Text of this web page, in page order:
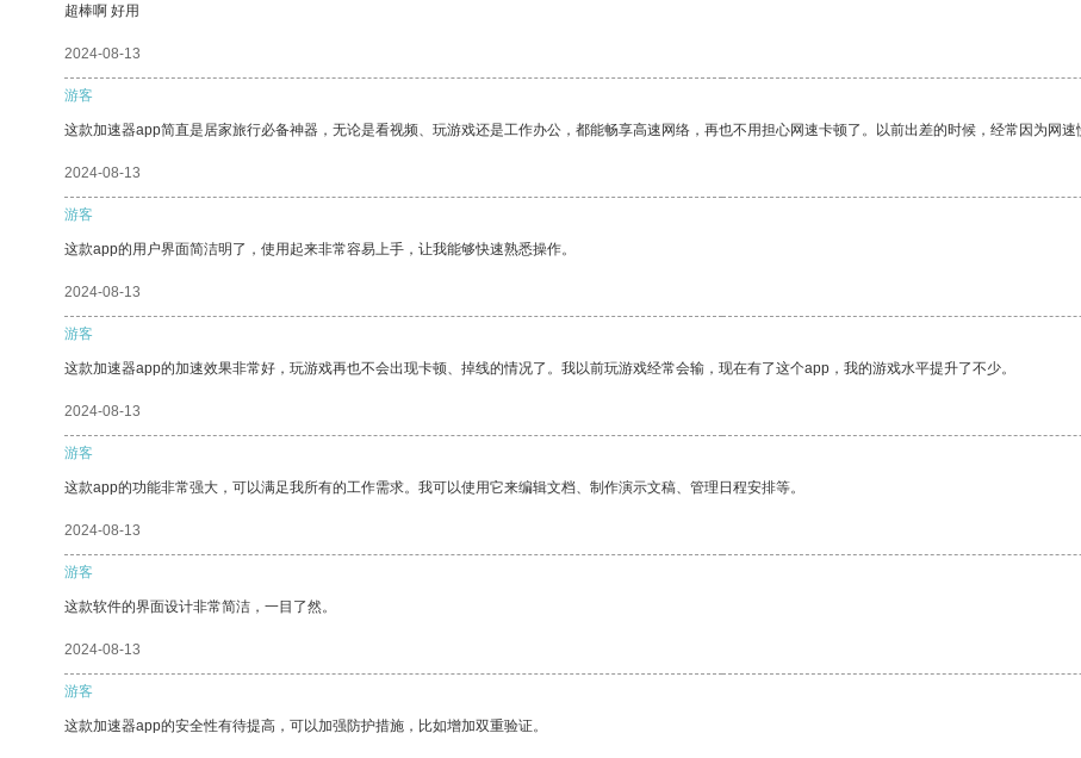
超棒啊 好用
2024-08-13
游客
这款加速器app简直是居家旅行必备神器，无论是看视频、玩游戏还是工作办公，都能畅享高速网络，再也不用担心网速卡顿了。以前出差的时候，经常因为网
2024-08-13
游客
这款app的用户界面简洁明了，使用起来非常容易上手，让我能够快速熟悉操作。
2024-08-13
游客
这款加速器app的加速效果非常好，玩游戏再也不会出现卡顿、掉线的情况了。我以前玩游戏经常会输，现在有了这个app，我的游戏水平提升了不少。
2024-08-13
游客
这款app的功能非常强大，可以满足我所有的工作需求。我可以使用它来编辑文档、制作演示文稿、管理日程安排等。
2024-08-13
游客
这款软件的界面设计非常简洁，一目了然。
2024-08-13
游客
这款加速器app的安全性有待提高，可以加强防护措施，比如增加双重验证。